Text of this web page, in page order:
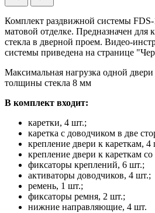
Комплект раздвижной системы
матовой отделке. Предназначен для
стекла в дверной проем. Видео-
системы приведена на странице
Максимальная нагрузка одной
толщины стекла 8 мм
В комплект входит:
каретки, 4 шт.;
каретка с доводчиком в две
крепление двери к кареткам, 4
крепление двери к кареткам
фиксаторы креплений, 6 шт.;
активаторы доводчиков, 4 шт.;
ремень, 1 шт.;
фиксаторы ремня, 2 шт.;
нижние направляющие, 4 шт.